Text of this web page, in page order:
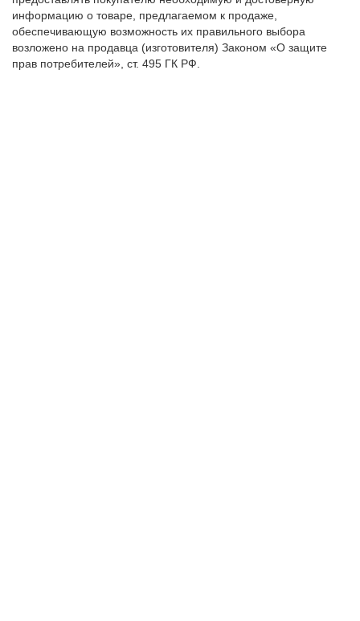
информацию о товаре, предлагаемом к продаже,
обеспечивающую возможность их правильного выбора
возложено на продавца (изготовителя) Законом «О защите
прав потребителей», ст. 495 ГК РФ.